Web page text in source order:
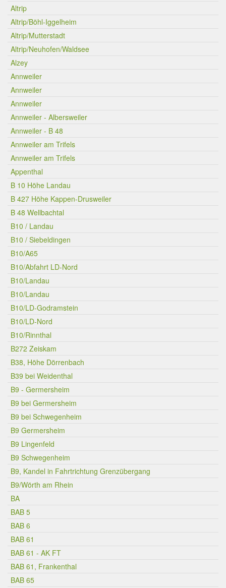
Altrip
Altrip/Böhl-Iggelheim
Altrip/Mutterstadt
Altrip/Neuhofen/Waldsee
Alzey
Annweiler
Annweiler
Annweiler
Annweiler - Albersweiler
Annweiler - B 48
Annweiler am Trifels
Annweiler am Trifels
Appenthal
B 10 Höhe Landau
B 427 Höhe Kappen-Drusweiler
B 48 Wellbachtal
B10 / Landau
B10 / Siebeldingen
B10/A65
B10/Abfahrt LD-Nord
B10/Landau
B10/Landau
B10/LD-Godramstein
B10/LD-Nord
B10/Rinnthal
B272 Zeiskam
B38, Höhe Dörrenbach
B39 bei Weidenthal
B9 - Germersheim
B9 bei Germersheim
B9 bei Schwegenheim
B9 Germersheim
B9 Lingenfeld
B9 Schwegenheim
B9, Kandel in Fahrtrichtung Grenzübergang
B9/Wörth am Rhein
BA
BAB 5
BAB 6
BAB 61
BAB 61 - AK FT
BAB 61, Frankenthal
BAB 65